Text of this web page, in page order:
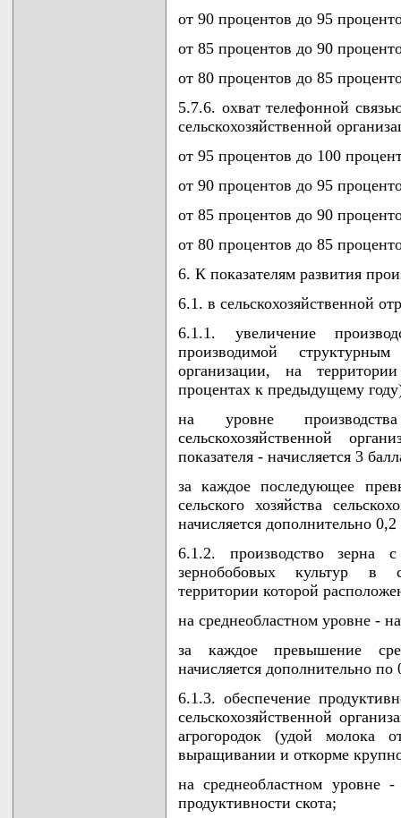
от 90 процентов до 95
от 85 процентов до 90
от 80 процентов до 85
5.7.6. охват телефонной
сельскохозяйственной
от 95 процентов до 100
от 90 процентов до 95
от 85 процентов до 90
от 80 процентов до 85
6. К показателям развития
6.1. в сельскохозяйственной
6.1.1. увеличение
производимой структурным
организации, на
процентах к предыдущему
на уровне
сельскохозяйственной
показателя - начисляется 3
за каждое последующее
сельского хозяйства
начисляется дополнительно
6.1.2. производство зерна
зернобобовых культур в
территории которой
на среднеобластном уровне -
за каждое превышение
начисляется дополнительно
6.1.3. обеспечение
сельскохозяйственной
агрогородок (удой молока
выращивании и откорме
на среднеобластном уровне
продуктивности скота;